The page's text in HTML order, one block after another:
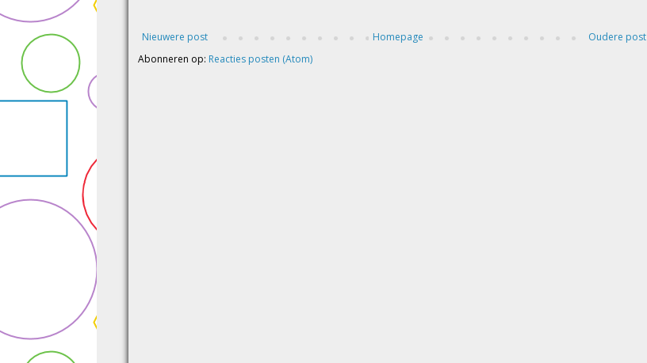
Nieuwere post Oudere post
Homepage
Abonneren op: Reacties posten (Atom)